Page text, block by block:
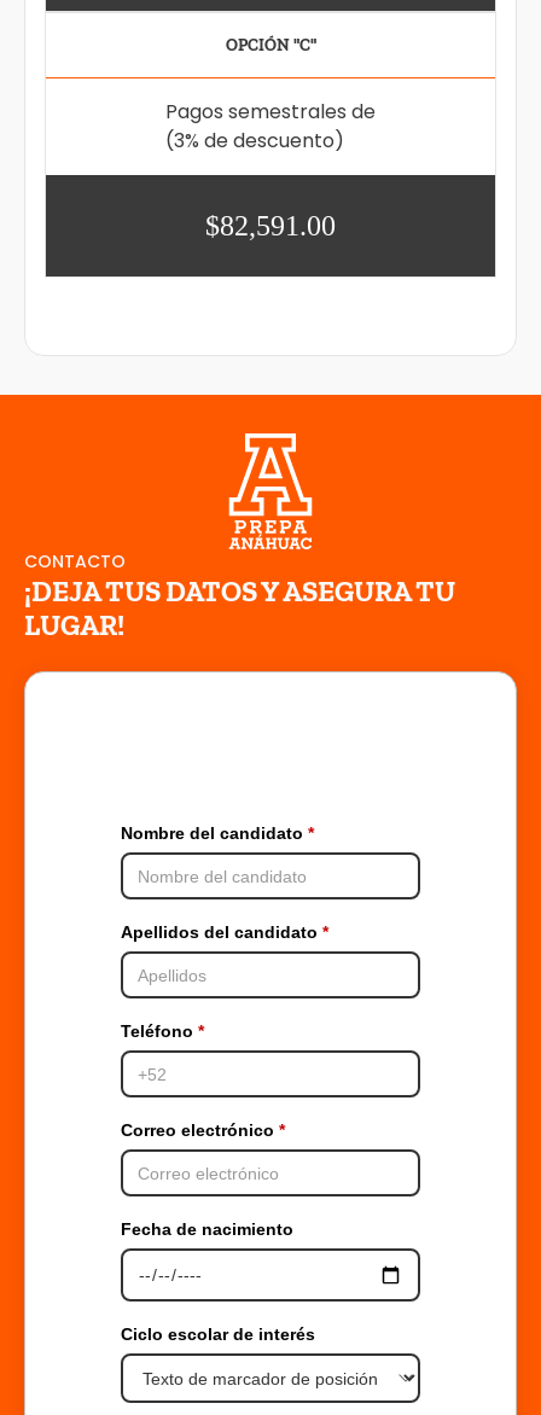
OPCIÓN "C"
Pagos semestrales de
(3% de descuento)
$82,591.00
CONTACTO
¡DEJA TUS DATOS Y ASEGURA TU
LUGAR!
Nombre del candidato
Apellidos del candidato
Teléfono
Correo electrónico
Fecha de nacimiento
Ciclo escolar de interés